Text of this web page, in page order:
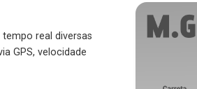
real diversas
GPS, velocidade